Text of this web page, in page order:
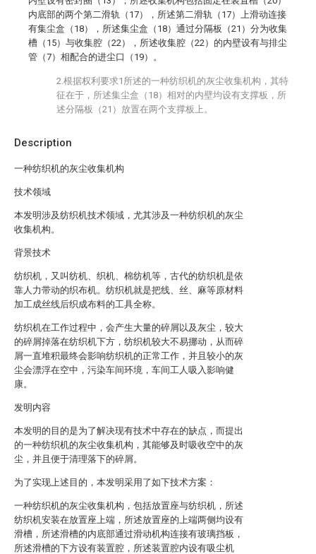
Description
一种纺织机的灰尘收集机构
技术领域
本发明涉及纺织机技术领域，尤其涉及一种纺织机的灰尘
收集机构。
背景技术
纺织机，又叫纺机、织机、棉纺机等，古代的纺织机是依
靠人力带动的织布机。纺织机就是把线、丝、麻等原材料
加工成丝线后织成布料的工具全称。
纺织机在工作过程中，会产生大量的碎屑以及灰尘，较大
的碎屑掉落在纺织机下方，纺织机较大不易挪动，从而碎
屑一直堆积最终会影响纺织机的正常工作，并且较小的灰
尘会漂浮在空中，污染车间环境，车间工人吸入影响健
康。
发明内容
本发明的目的是为了解决现有技术中存在的缺点，而提出
的一种纺织机的灰尘收集机构，其能够及时吸收空中的灰
尘，并且便于清理落下的碎屑。
为了实现上述目的，本发明采用了如下技术方案：
一种纺织机的灰尘收集机构，包括放置座与纺织机，所述
纺织机安装在放置座上端，所述放置座的上端两侧均设有
滑槽，所述滑槽的内底部通过滑动机构连接有玻璃挡板，
所述滑槽的下方设有装置腔，所述装置腔内设有吸尘机
内底部的两个第二滑轨（17），所述第二滑轨（17）上滑动连接
有集尘盒（18），所述集尘盒（18）通过分隔板（21）分为收集
槽（15）与收集腔（22），所述收集腔（22）的内壁设有与排尘
管（7）相配合的进尘口（19）。
2.根据权利要求1所述的一种纺织机的灰尘收集机构，其特
征在于，所述集尘盒（18）相对的内壁均设有支撑板，所
述分隔板（21）放置在两个支撑板上。